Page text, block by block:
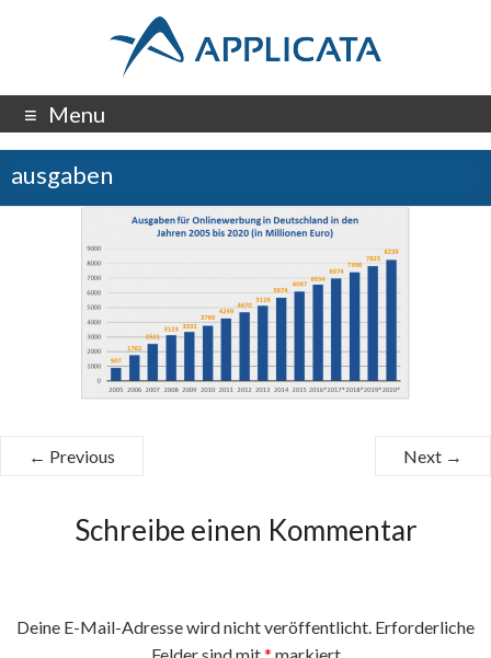
Menu
ausgaben
← Previous Next →
Schreibe einen Kommentar
Deine E-Mail-Adresse wird nicht veröffentlicht. Erforderliche